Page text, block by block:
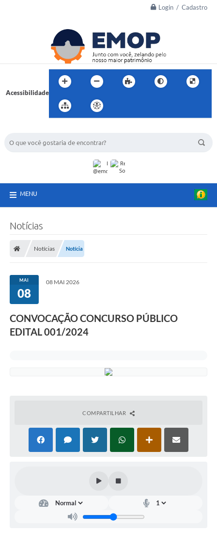
Login / Cadastro
Acessibilidade
MENU
Notícias
Notícias Notícia
MAI
08
08 MAI 2026
CONVOCAÇÃO CONCURSO PÚBLICO
EDITAL 001/2024
COMPARTILHAR